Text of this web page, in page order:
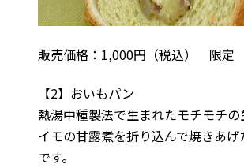
販売価格：1,000円（税込） 限
【2】おいもパン
熱湯中種製法で生まれたモチモチ
イモの甘露煮を折り込んで焼きあ
です。